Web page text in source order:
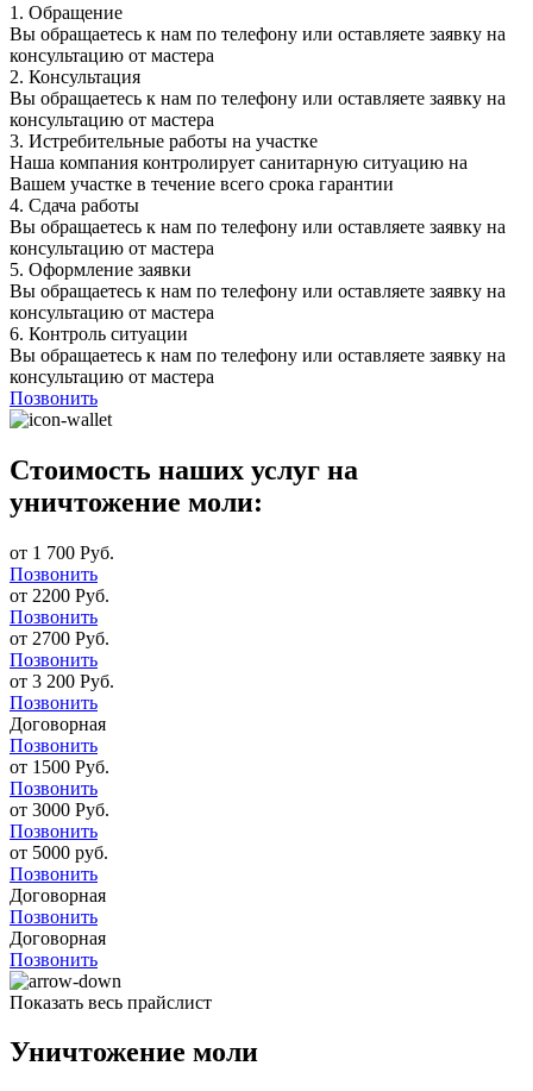
1. Обращение
Вы обращаетесь к нам по телефону или оставляете заявку на
консультацию от мастера
2. Консультация
Вы обращаетесь к нам по телефону или оставляете заявку на
консультацию от мастера
3. Истребительные работы на участке
Наша компания контролирует санитарную ситуацию на
Вашем участке в течение всего срока гарантии
4. Сдача работы
Вы обращаетесь к нам по телефону или оставляете заявку на
консультацию от мастера
5. Оформление заявки
Вы обращаетесь к нам по телефону или оставляете заявку на
консультацию от мастера
6. Контроль ситуации
Вы обращаетесь к нам по телефону или оставляете заявку на
консультацию от мастера
Позвонить
Стоимость наших услуг на
уничтожение моли:
от 1 700 Руб.
Позвонить
от 2200 Руб.
Позвонить
от 2700 Руб.
Позвонить
от 3 200 Руб.
Позвонить
Договорная
Позвонить
от 1500 Руб.
Позвонить
от 3000 Руб.
Позвонить
от 5000 руб.
Позвонить
Договорная
Позвонить
Договорная
Позвонить
Показать весь прайслист
Уничтожение моли